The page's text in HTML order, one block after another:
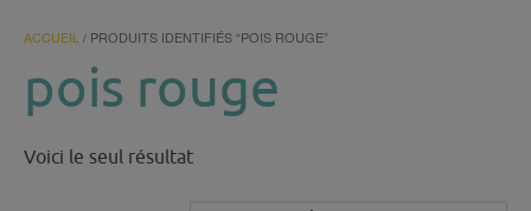
ACCUEIL / PRODUITS IDENTIFIÉS “POIS ROUGE”
pois rouge
Voici le seul résultat